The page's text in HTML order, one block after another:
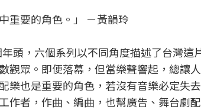
重要的角色。」 －黃韻玲
頭，六個系列以不同角度描述了台灣這
觀眾。即便落幕，但當樂聲響起，總讓
樂也是重要的角色，若沒有音樂必定失
作者，作曲、編曲，也幫廣告、舞台劇